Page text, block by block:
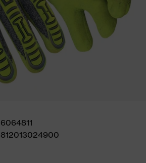
6064811
812013024900